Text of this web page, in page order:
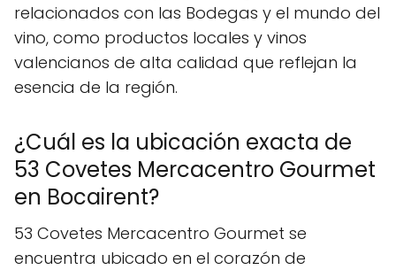
relacionados con las Bodegas y el mundo del
vino, como productos locales y vinos
valencianos de alta calidad que reflejan la
esencia de la región.
¿Cuál es la ubicación exacta de
53 Covetes Mercacentro Gourmet
en Bocairent?
53 Covetes Mercacentro Gourmet se
encuentra ubicado en el corazón de